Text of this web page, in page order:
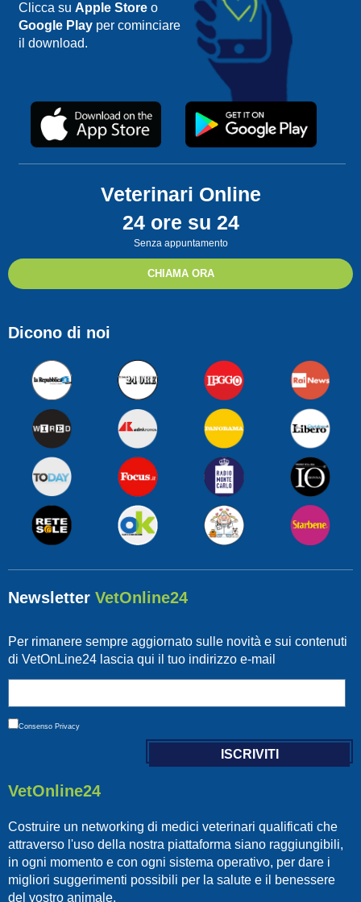
Clicca su Apple Storeo
Google Playper cominciare
il download.
Veterinari Online
24 ore su 24
Senza appuntamento
CHIAMA ORA
Dicono di noi
Newsletter VetOnline24
Per rimanere sempre aggiornato sulle novità e sui contenuti
di VetOnLine24 lascia qui il tuo indirizzo e-mail
Consenso Privacy
VetOnline24
Costruire un networking di medici veterinari qualificati che
attraverso l'uso della nostra piattaforma siano raggiungibili,
in ogni momento e con ogni sistema operativo, per dare i
migliori suggerimenti possibili per la salute e il benessere
del vostro animale.